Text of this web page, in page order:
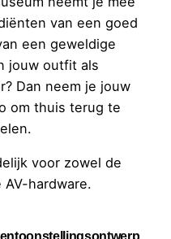
van een goed
een geweldige
jouw outfit als
Dan neem je jouw
om thuis terug te
voor zowel de
hardware.